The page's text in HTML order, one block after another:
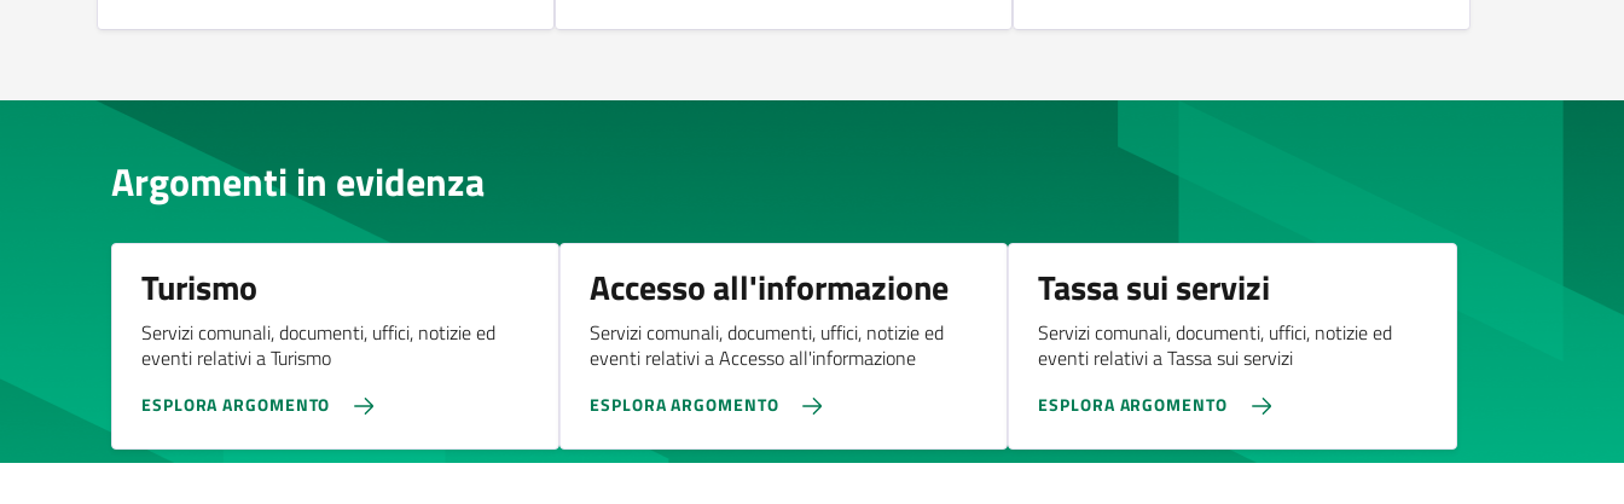
Argomenti in evidenza
Turismo
Servizi comunali, documenti, uffici, notizie ed
eventi relativi a Turismo
ESPLORA ARGOMENTO
Accesso all'informazione
Servizi comunali, documenti, uffici, notizie ed
eventi relativi a Accesso all'informazione
ESPLORA ARGOMENTO
Tassa sui servizi
Servizi comunali, documenti, uffici, notizie ed
eventi relativi a Tassa sui servizi
ESPLORA ARGOMENTO